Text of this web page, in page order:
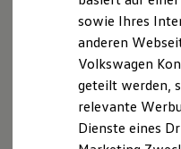
Kosten und Kauf
E-Auto-
Software und
Die ID.
ID.
Digitale
Serviceanfrage
sowie Ihres
anderen
Volkswagen
geteilt werden,
relevante
Dienste eines